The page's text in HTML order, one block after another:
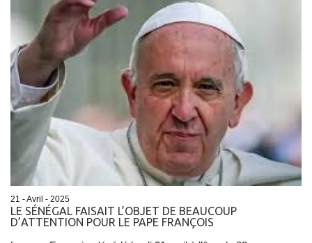
21 - Avril - 2025
LE SÉNÉGAL FAISAIT L’OBJET DE BEAUCOUP
D’ATTENTION POUR LE PAPE FRANÇOIS